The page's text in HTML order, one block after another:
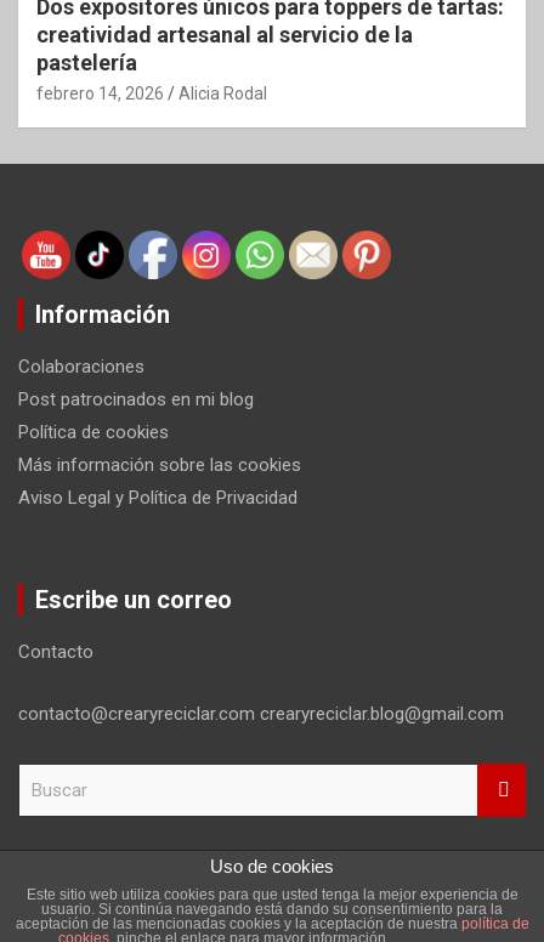
Dos expositores únicos para toppers de tartas:
creatividad artesanal al servicio de la
pastelería
febrero 14, 2026 Alicia Rodal
Información
Colaboraciones
Post patrocinados en mi blog
Política de cookies
Más información sobre las cookies
Aviso Legal y Política de Privacidad
Escribe un correo
Contacto
contacto@crearyreciclar.com crearyreciclar.blog@gmail.com
c
Copyright ©2026
Aviso Legal y Política de Privacidad
Uso de cookies
Este sitio web utiliza cookies para que usted tenga la mejor experiencia de
usuario. Si continúa navegando está dando su consentimiento para la
aceptación de las mencionadas cookies y la aceptación de nuestra política de
cookies , pinche el enlace para mayor información.